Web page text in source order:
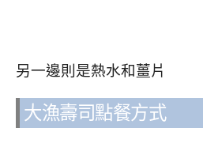
另一邊則是熱水和薑片
大漁壽司點餐方式